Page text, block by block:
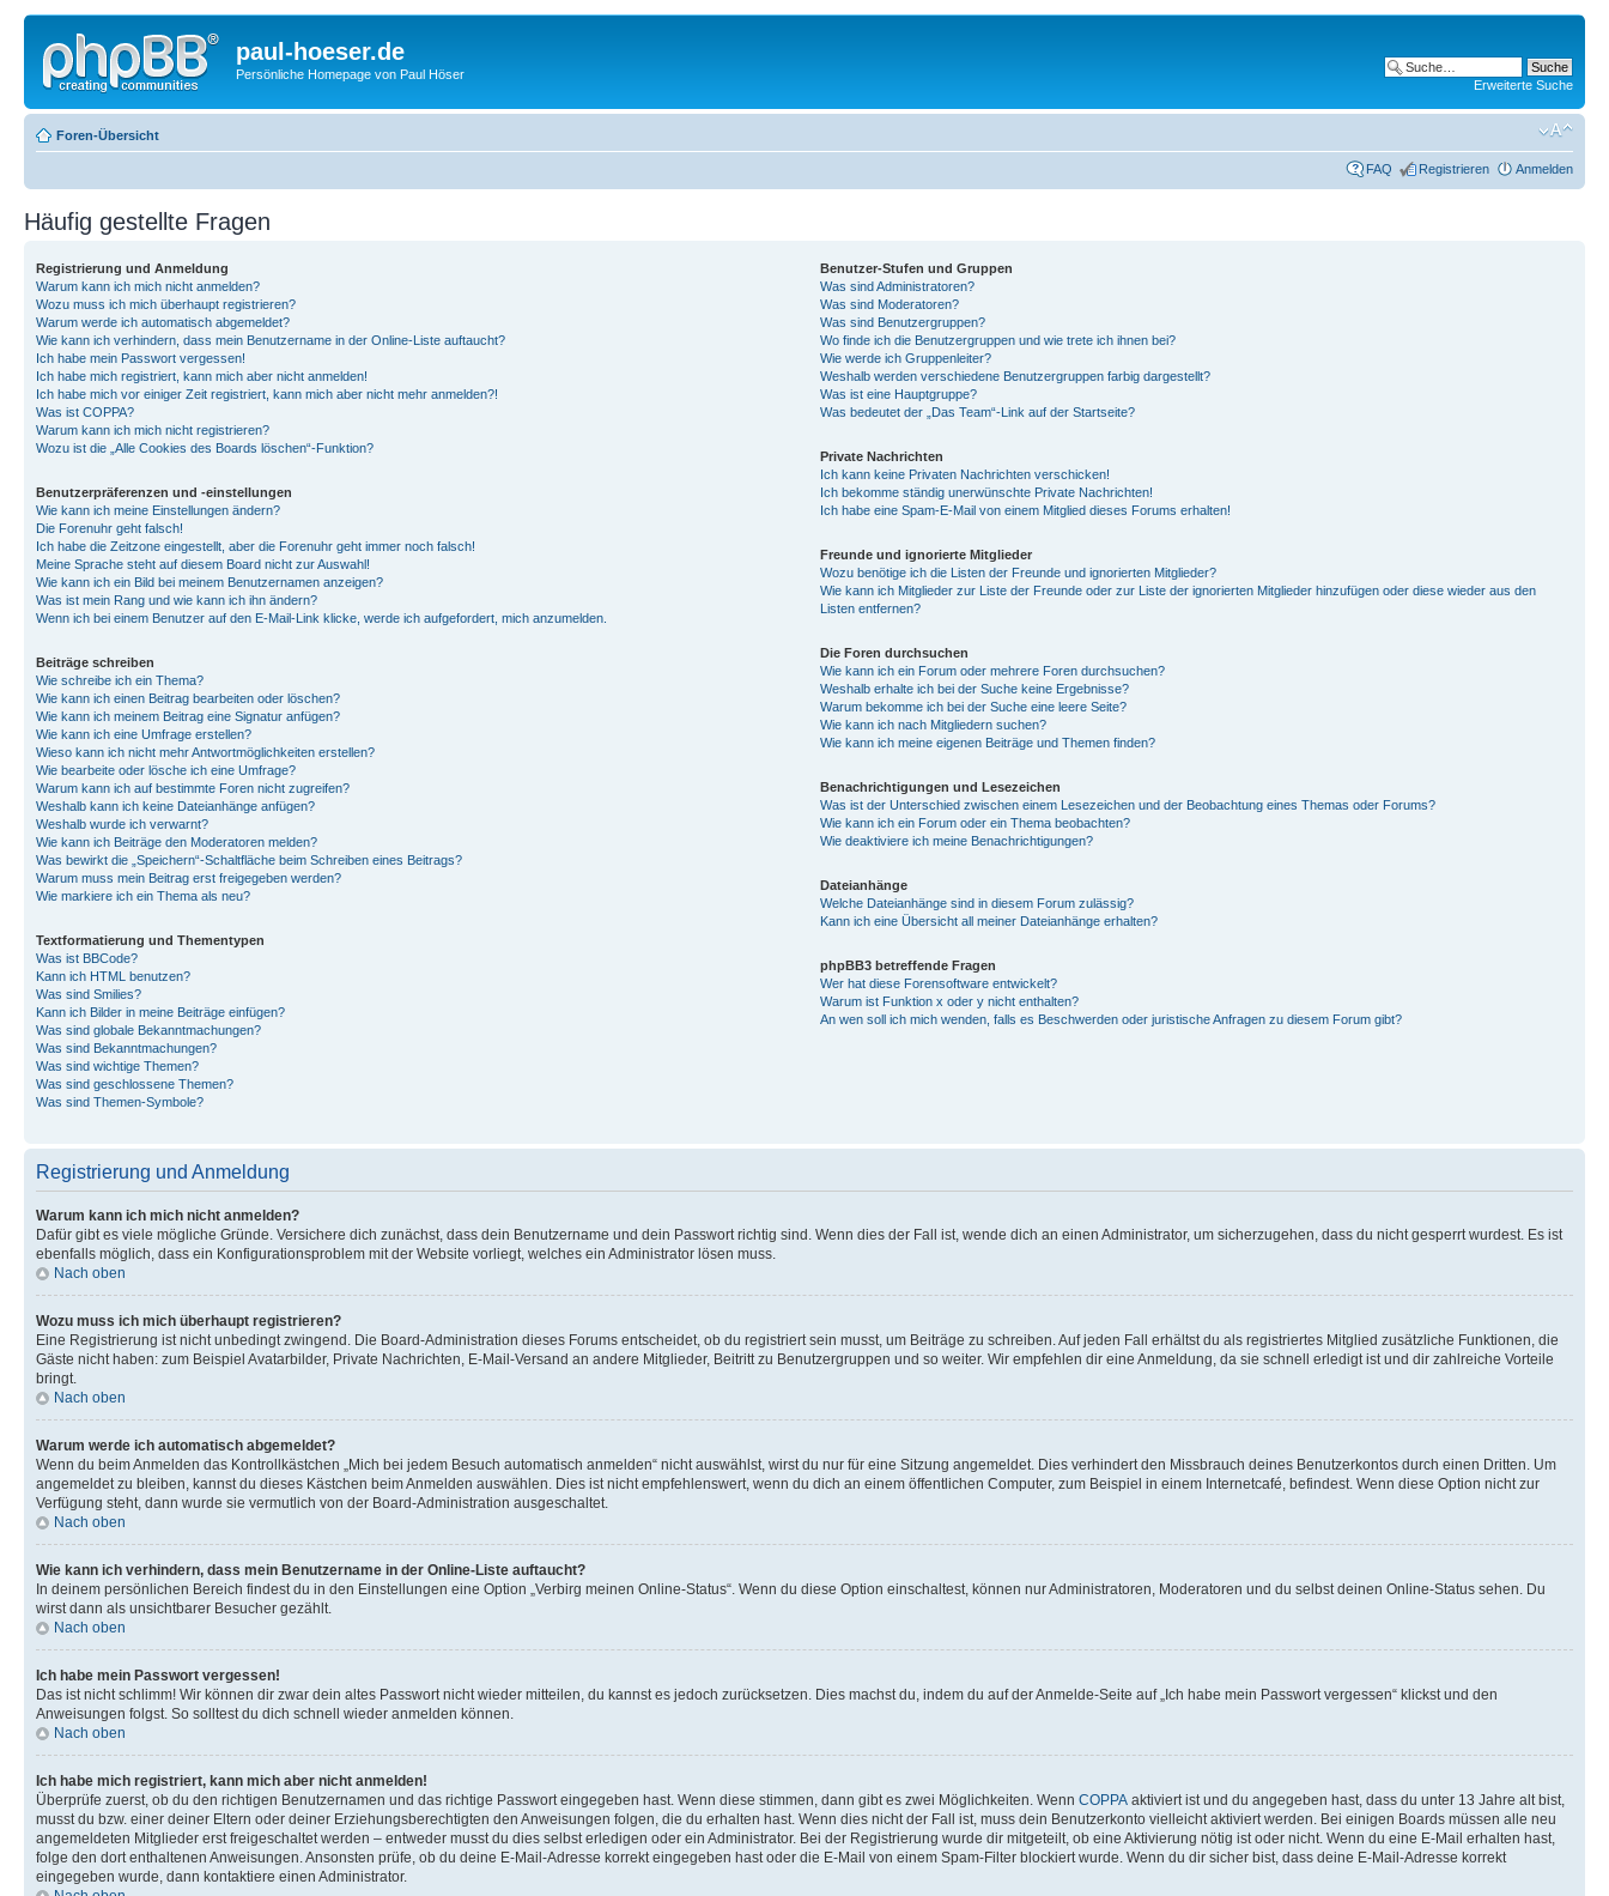
paul-hoeser.de
Persönliche Homepage von Paul Höser
Erweiterte Suche
Foren-Übersicht
FAQ Registrieren Anmelden
Häufig gestellte Fragen
Registrierung und Anmeldung
Warum kann ich mich nicht anmelden?
Wozu muss ich mich überhaupt registrieren?
Warum werde ich automatisch abgemeldet?
Wie kann ich verhindern, dass mein Benutzername in der Online-Liste auftaucht?
Ich habe mein Passwort vergessen!
Ich habe mich registriert, kann mich aber nicht anmelden!
Ich habe mich vor einiger Zeit registriert, kann mich aber nicht mehr anmelden?!
Was ist COPPA?
Warum kann ich mich nicht registrieren?
Wozu ist die „Alle Cookies des Boards löschen“-Funktion?
Benutzerpräferenzen und -einstellungen
Wie kann ich meine Einstellungen ändern?
Die Forenuhr geht falsch!
Ich habe die Zeitzone eingestellt, aber die Forenuhr geht immer noch falsch!
Meine Sprache steht auf diesem Board nicht zur Auswahl!
Wie kann ich ein Bild bei meinem Benutzernamen anzeigen?
Was ist mein Rang und wie kann ich ihn ändern?
Wenn ich bei einem Benutzer auf den E-Mail-Link klicke, werde ich aufgefordert, mich anzumelden.
Beiträge schreiben
Wie schreibe ich ein Thema?
Wie kann ich einen Beitrag bearbeiten oder löschen?
Wie kann ich meinem Beitrag eine Signatur anfügen?
Wie kann ich eine Umfrage erstellen?
Wieso kann ich nicht mehr Antwortmöglichkeiten erstellen?
Wie bearbeite oder lösche ich eine Umfrage?
Warum kann ich auf bestimmte Foren nicht zugreifen?
Weshalb kann ich keine Dateianhänge anfügen?
Weshalb wurde ich verwarnt?
Wie kann ich Beiträge den Moderatoren melden?
Was bewirkt die „Speichern“-Schaltfläche beim Schreiben eines Beitrags?
Warum muss mein Beitrag erst freigegeben werden?
Wie markiere ich ein Thema als neu?
Textformatierung und Thementypen
Was ist BBCode?
Kann ich HTML benutzen?
Was sind Smilies?
Kann ich Bilder in meine Beiträge einfügen?
Was sind globale Bekanntmachungen?
Was sind Bekanntmachungen?
Was sind wichtige Themen?
Was sind geschlossene Themen?
Was sind Themen-Symbole?
Benutzer-Stufen und Gruppen
Was sind Administratoren?
Was sind Moderatoren?
Was sind Benutzergruppen?
Wo finde ich die Benutzergruppen und wie trete ich ihnen bei?
Wie werde ich Gruppenleiter?
Weshalb werden verschiedene Benutzergruppen farbig dargestellt?
Was ist eine Hauptgruppe?
Was bedeutet der „Das Team“-Link auf der Startseite?
Private Nachrichten
Ich kann keine Privaten Nachrichten verschicken!
Ich bekomme ständig unerwünschte Private Nachrichten!
Ich habe eine Spam-E-Mail von einem Mitglied dieses Forums erhalten!
Freunde und ignorierte Mitglieder
Wozu benötige ich die Listen der Freunde und ignorierten Mitglieder?
Wie kann ich Mitglieder zur Liste der Freunde oder zur Liste der ignorierten Mitglieder hinzufügen oder diese wieder aus den
Listen entfernen?
Die Foren durchsuchen
Wie kann ich ein Forum oder mehrere Foren durchsuchen?
Weshalb erhalte ich bei der Suche keine Ergebnisse?
Warum bekomme ich bei der Suche eine leere Seite?
Wie kann ich nach Mitgliedern suchen?
Wie kann ich meine eigenen Beiträge und Themen finden?
Benachrichtigungen und Lesezeichen
Was ist der Unterschied zwischen einem Lesezeichen und der Beobachtung eines Themas oder Forums?
Wie kann ich ein Forum oder ein Thema beobachten?
Wie deaktiviere ich meine Benachrichtigungen?
Dateianhänge
Welche Dateianhänge sind in diesem Forum zulässig?
Kann ich eine Übersicht all meiner Dateianhänge erhalten?
phpBB3 betreffende Fragen
Wer hat diese Forensoftware entwickelt?
Warum ist Funktion x oder y nicht enthalten?
An wen soll ich mich wenden, falls es Beschwerden oder juristische Anfragen zu diesem Forum gibt?
Registrierung und Anmeldung
Warum kann ich mich nicht anmelden?
Dafür gibt es viele mögliche Gründe. Versichere dich zunächst, dass dein Benutzername und dein Passwort richtig sind. Wenn dies der Fall ist, wende dich an einen Administrator, um sicherzugehen, dass du nicht gesperrt wurdest. Es ist
ebenfalls möglich, dass ein Konfigurationsproblem mit der Website vorliegt, welches ein Administrator lösen muss.
Nach oben
Wozu muss ich mich überhaupt registrieren?
Eine Registrierung ist nicht unbedingt zwingend. Die Board-Administration dieses Forums entscheidet, ob du registriert sein musst, um Beiträge zu schreiben. Auf jeden Fall erhältst du als registriertes Mitglied zusätzliche Funktionen, die
Gäste nicht haben: zum Beispiel Avatarbilder, Private Nachrichten, E-Mail-Versand an andere Mitglieder, Beitritt zu Benutzergruppen und so weiter. Wir empfehlen dir eine Anmeldung, da sie schnell erledigt ist und dir zahlreiche Vorteile
bringt.
Nach oben
Warum werde ich automatisch abgemeldet?
Wenn du beim Anmelden das Kontrollkästchen „Mich bei jedem Besuch automatisch anmelden“ nicht auswählst, wirst du nur für eine Sitzung angemeldet. Dies verhindert den Missbrauch deines Benutzerkontos durch einen Dritten. Um
angemeldet zu bleiben, kannst du dieses Kästchen beim Anmelden auswählen. Dies ist nicht empfehlenswert, wenn du dich an einem öffentlichen Computer, zum Beispiel in einem Internetcafé, befindest. Wenn diese Option nicht zur
Verfügung steht, dann wurde sie vermutlich von der Board-Administration ausgeschaltet.
Nach oben
Wie kann ich verhindern, dass mein Benutzername in der Online-Liste auftaucht?
In deinem persönlichen Bereich findest du in den Einstellungen eine Option „Verbirg meinen Online-Status“. Wenn du diese Option einschaltest, können nur Administratoren, Moderatoren und du selbst deinen Online-Status sehen. Du
wirst dann als unsichtbarer Besucher gezählt.
Nach oben
Ich habe mein Passwort vergessen!
Das ist nicht schlimm! Wir können dir zwar dein altes Passwort nicht wieder mitteilen, du kannst es jedoch zurücksetzen. Dies machst du, indem du auf der Anmelde-Seite auf „Ich habe mein Passwort vergessen“ klickst und den
Anweisungen folgst. So solltest du dich schnell wieder anmelden können.
Nach oben
Ich habe mich registriert, kann mich aber nicht anmelden!
Überprüfe zuerst, ob du den richtigen Benutzernamen und das richtige Passwort eingegeben hast. Wenn diese stimmen, dann gibt es zwei Möglichkeiten. Wenn COPPA aktiviert ist und du angegeben hast, dass du unter 13 Jahre alt bist,
musst du bzw. einer deiner Eltern oder deiner Erziehungsberechtigten den Anweisungen folgen, die du erhalten hast. Wenn dies nicht der Fall ist, muss dein Benutzerkonto vielleicht aktiviert werden. Bei einigen Boards müssen alle neu
angemeldeten Mitglieder erst freigeschaltet werden – entweder musst du dies selbst erledigen oder ein Administrator. Bei der Registrierung wurde dir mitgeteilt, ob eine Aktivierung nötig ist oder nicht. Wenn du eine E-Mail erhalten hast,
folge den dort enthaltenen Anweisungen. Ansonsten prüfe, ob du deine E-Mail-Adresse korrekt eingegeben hast oder die E-Mail von einem Spam-Filter blockiert wurde. Wenn du dir sicher bist, dass deine E-Mail-Adresse korrekt
eingegeben wurde, dann kontaktiere einen Administrator.